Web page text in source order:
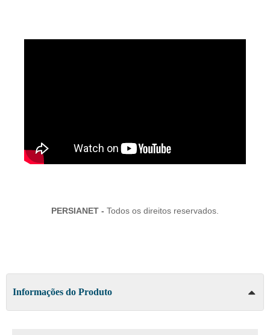
PERSIANET - Todos os direitos reservados.
Informações do Produto